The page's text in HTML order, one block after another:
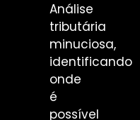
Análise
tributária
minuciosa,
identificando
onde
é
possível